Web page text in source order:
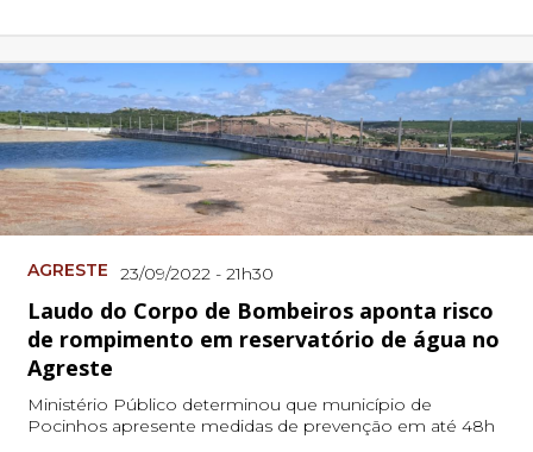
AGRESTE 23/09/2022 - 21h30
Laudo do Corpo de Bombeiros aponta risco
de rompimento em reservatório de água no
Agreste
Ministério Público determinou que município de
Pocinhos apresente medidas de prevenção em até 48h